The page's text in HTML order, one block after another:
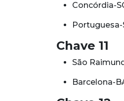
Concórdia-
Chave 11
São
Barcelona-